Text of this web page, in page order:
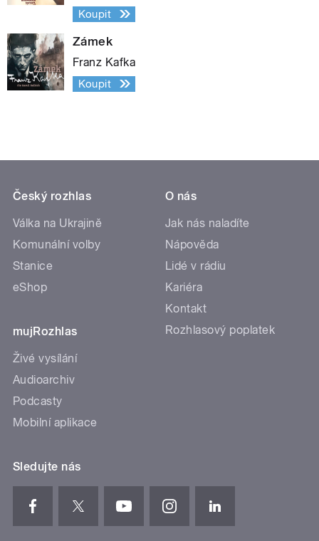
Koupit
Zámek
Franz Kafka
Koupit
Český rozhlas
Válka na Ukrajině
Komunální volby
Stanice
eShop
mujRozhlas
Živé vysílání
Audioarchiv
Podcasty
Mobilní aplikace
O nás
Jak nás naladíte
Nápověda
Lidé v rádiu
Kariéra
Kontakt
Rozhlasový poplatek
Sledujte nás